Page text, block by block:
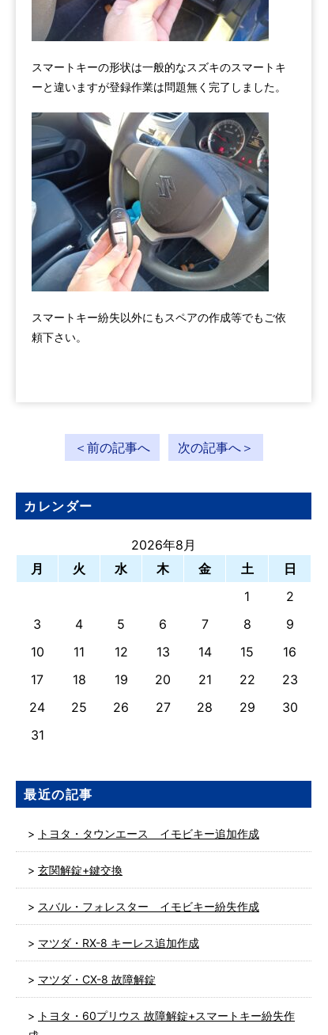
スマートキーの形状は一般的なスズキのスマートキ
ーと違いますが登録作業は問題無く完了しました。
スマートキー紛失以外にもスペアの作成等でもご依
頼下さい。
＜前の記事へ 次の記事へ＞
カレンダー
2026年8月
月
火 水 木 金 土
日
1
2
3
4 5 6 7 8
9
10
11 12 13 14 15
16
17
18 19 20 21 22
23
24
25 26 27 28 29
30
31
最近の記事
トヨタ・タウンエース イモビキー追加作成
玄関解錠+鍵交換
スバル・フォレスター イモビキー紛失作成
マツダ・RX-8 キーレス追加作成
マツダ・CX-8 故障解錠
トヨタ・60プリウス 故障解錠+スマートキー紛失作